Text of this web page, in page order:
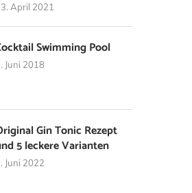
April 2021
Swimming Pool
Juni 2018
Gin Tonic Rezept
5 leckere Varianten
Juni 2022